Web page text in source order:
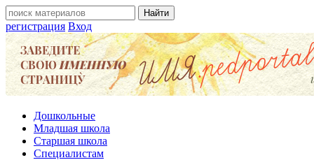
регистрация Вход
Дошкольные
Младшая школа
Старшая школа
Специалистам